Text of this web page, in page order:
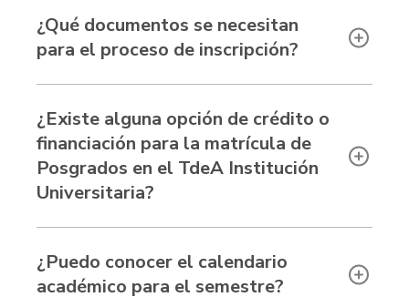
¿Qué documentos se necesitan
para el proceso de inscripción?
¿Existe alguna opción de crédito o
financiación para la matrícula de
Posgrados en el TdeA Institución
Universitaria?
¿Puedo conocer el calendario
académico para el semestre?